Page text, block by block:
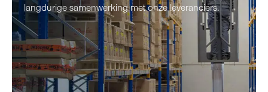
langdurige samenwerking met onze leveranciers.